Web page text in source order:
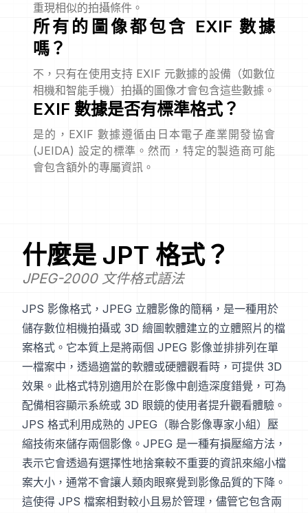
重現相似的拍攝條件。
所有的圖像都包含 EXIF 數據
嗎？
不，只有在使用支持 EXIF 元數據的設備（如數位
相機和智能手機）拍攝的圖像才會包含這些數據。
EXIF 數據是否有標準格式？
是的，EXIF 數據遵循由日本電子產業開發協會
(JEIDA) 設定的標準。然而，特定的製造商可能
會包含額外的專屬資訊。
什麼是 JPT 格式？
JPEG-2000 文件格式語法
JPS 影像格式，JPEG 立體影像的簡稱，是一種用於
儲存數位相機拍攝或 3D 繪圖軟體建立的立體照片的檔
案格式。它本質上是將兩個 JPEG 影像並排排列在單
一檔案中，透過適當的軟體或硬體觀看時，可提供 3D
效果。此格式特別適用於在影像中創造深度錯覺，可為
配備相容顯示系統或 3D 眼鏡的使用者提升觀看體驗。
JPS 格式利用成熟的 JPEG（聯合影像專家小組）壓
縮技術來儲存兩個影像。JPEG 是一種有損壓縮方法，
表示它會透過有選擇性地捨棄較不重要的資訊來縮小檔
案大小，通常不會讓人類肉眼察覺到影像品質的下降。
這使得 JPS 檔案相對較小且易於管理，儘管它包含兩